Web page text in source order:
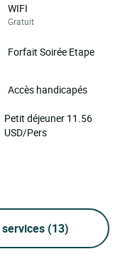
WIFI
Gratuit
Forfait Soirée Etape
Accès handicapés
Petit déjeuner 11.56
USD/Pers
(13)